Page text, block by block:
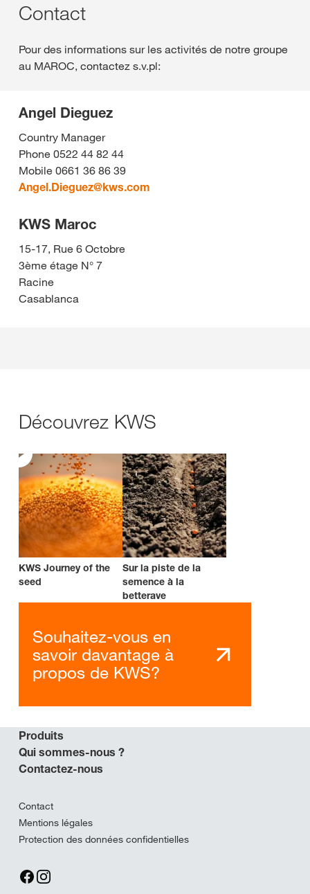
Contact
Pour des informations sur les activités de notre groupe
au MAROC, contactez s.v.pl:
Angel Dieguez
Country Manager
Phone 0522 44 82 44
Mobile 0661 36 86 39
Angel.Dieguez@kws.com
KWS Maroc
15-17, Rue 6 Octobre
3ème étage N° 7
Racine
Casablanca
Découvrez KWS
KWS Journey of the
seed
Sur la piste de la
semence à la
betterave
Souhaitez-vous en
savoir davantage à
propos de KWS?
Produits
Qui sommes-nous ?
Contactez-nous
Contact
Mentions légales
Protection des données confidentielles